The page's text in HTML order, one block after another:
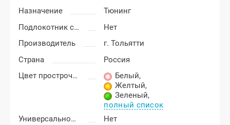
Назначение
Тюнинг
Подлокотник с бардачком
Нет
Производитель
г. Тольятти
Страна
Россия
Цвет прострочки
Белый,
Желтый,
Зеленый,
полный список
Универсальность подлокотника
Нет